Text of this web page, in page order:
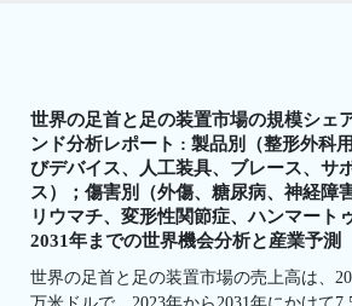
世界の足首と足の装置市場の規模シェ
ンド分析レポート : 製品別（整形外科
びデバイス、人工装具、ブレース、サ
ス）；傷害別（外傷、糖尿病、神経障
リウマチ、変形性関節症、ハンマート
2031年までの世界機会分析と産業予測
世界の足首と足の装置市場の売上高は、